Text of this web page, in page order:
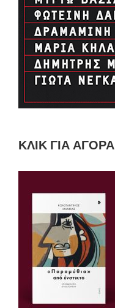
ΚΛΙΚ ΓΙΑ ΑΓΟΡΆ